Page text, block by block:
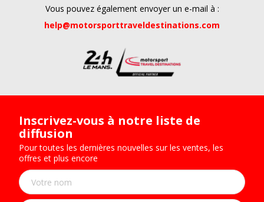
Vous pouvez également envoyer un e-mail à :
help@motorsporttraveldestinations.com
Inscrivez-vous à notre liste de
diffusion
Pour toutes les dernières nouvelles sur les ventes, les
offres et plus encore